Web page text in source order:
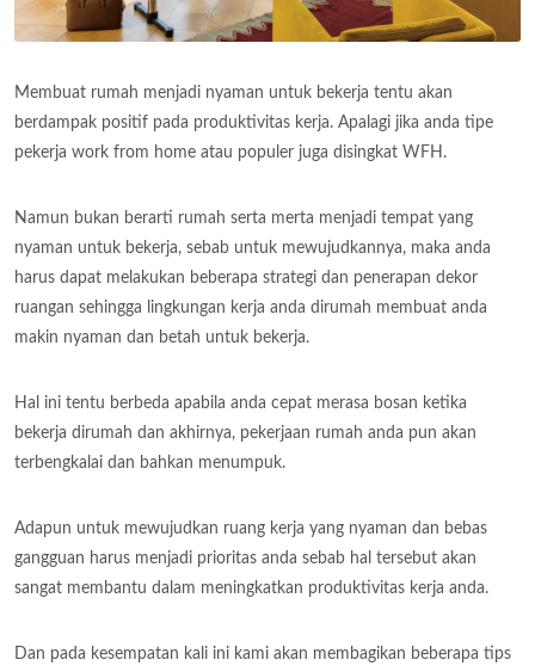
Membuat rumah menjadi nyaman untuk bekerja tentu akan
berdampak positif pada produktivitas kerja. Apalagi jika anda tipe
pekerja work from home atau populer juga disingkat WFH.
Namun bukan berarti rumah serta merta menjadi tempat yang
nyaman untuk bekerja, sebab untuk mewujudkannya, maka anda
harus dapat melakukan beberapa strategi dan penerapan dekor
ruangan sehingga lingkungan kerja anda dirumah membuat anda
makin nyaman dan betah untuk bekerja.
Hal ini tentu berbeda apabila anda cepat merasa bosan ketika
bekerja dirumah dan akhirnya, pekerjaan rumah anda pun akan
terbengkalai dan bahkan menumpuk.
Adapun untuk mewujudkan ruang kerja yang nyaman dan bebas
gangguan harus menjadi prioritas anda sebab hal tersebut akan
sangat membantu dalam meningkatkan produktivitas kerja anda.
Dan pada kesempatan kali ini kami akan membagikan beberapa tips